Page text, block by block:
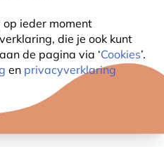
op ieder moment
die je ook kunt
de pagina via ‘Cookies’.
en privacyverklaring